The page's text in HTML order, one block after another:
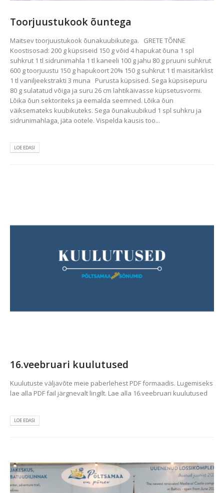
Toorjuustukook õuntega
Maitsev toorjuustukook õunakuubikutega. GRETE TÕNNE
Koostisosad: 200 g küpsiseid 150 g võid 4 hapukat õuna 1 spl
suhkrut 1 tl sidrunimahla 1 tl kaneeli 100 g jahu 80 g pruuni suhkrut
600 g toorjuustu 150 g hapukoort 20% 150 g suhkrut 1 tl maisitärklist
1 tl vaniljeekstrakti 3 muna Purusta küpsised. Sega küpsisepuru
80 g sulatatud võiga ja suru 26 cm lahtikäivasse küpsetusvormi.
Lõika õun sektoriteks ja eemalda seemned. Lõika õun
väiksemateks kuubikuteks. Sega õunakuubikud 1 spl suhkru ja
sidrunimahlaga, jäta ootele. Vispelda kausis too...
LOE EDASI
16.veebruari kuulutused
Kuulutuste väljavõte meie paberlehest PDF formaadis. Lugemiseks
lae alla PDF fail järgnevalt lingilt. Lae alla 16.veebruari kuulutused
LOE EDASI